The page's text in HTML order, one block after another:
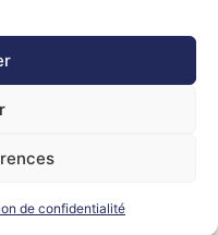
de confidentialité
à 70000EUR